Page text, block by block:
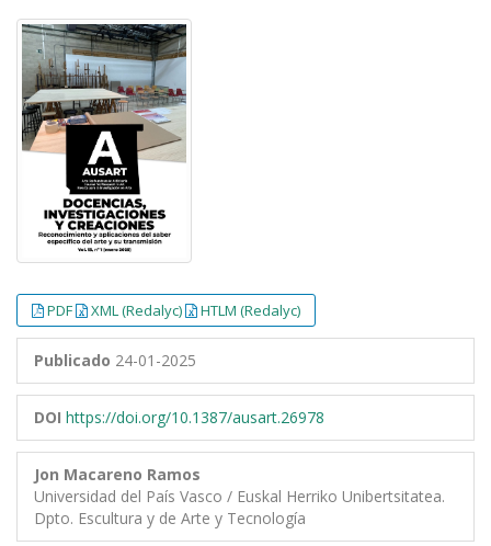
PDF XML (Redalyc) HTLM (Redalyc)
Publicado 24-01-2025
DOI https://doi.org/10.1387/ausart.26978
Jon Macareno Ramos
Universidad del País Vasco / Euskal Herriko Unibertsitatea.
Dpto. Escultura y de Arte y Tecnología